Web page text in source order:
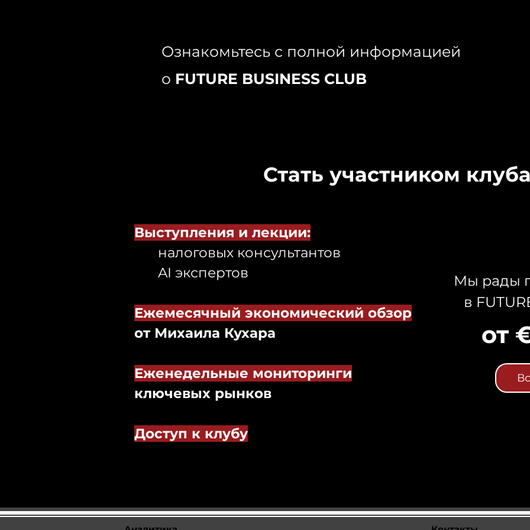
Ознакомьтесь с полной информацией
о FUTURE BUSINESS CLUB
Стать участником
Выступления и лекции:
налоговых консультантов
AI экспертов
Ежемесячный экономический обзор
от Михаила Кухара
Еженедельные мониторинги
ключевых рынков
Доступ к клубу
Мы рады
в
от